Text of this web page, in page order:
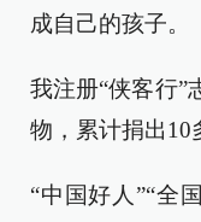
成自己的孩子。
我注册“侠客行”
物，累计捐出10
“中国好人”“全